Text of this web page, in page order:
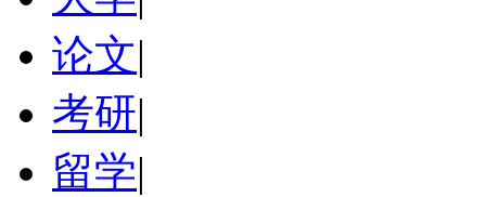
论文|
考研|
留学|